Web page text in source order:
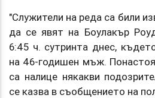
"Служители на реда са били
да се явят на Боулакър
6:45 ч. сутринта днес,
на 46-годишен мъж.
са налице някакви
се казва в съобщението на